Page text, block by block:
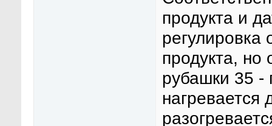
продукта и
регулировка
продукта,
рубашки 35 -
нагревается